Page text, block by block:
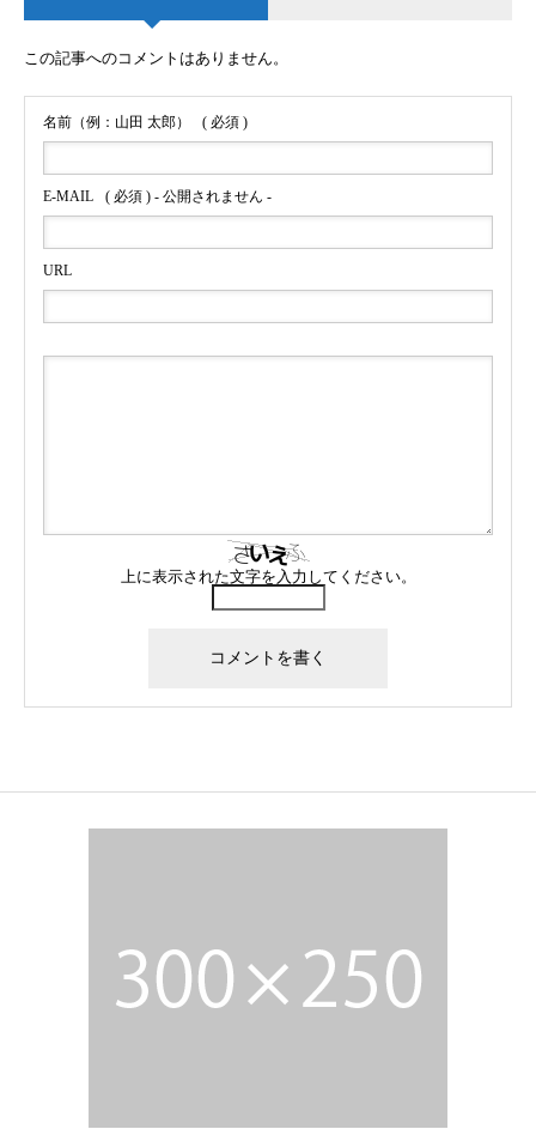
この記事へのコメントはありません。
名前（例：山田 太郎） ( 必須 )
E-MAIL ( 必須 ) - 公開されません -
URL
上に表示された文字を入力してください。